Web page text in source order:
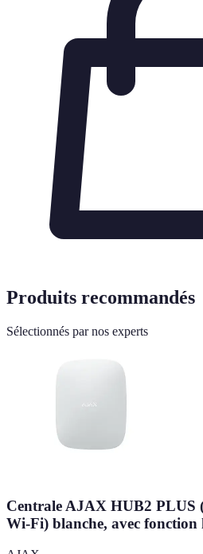
Produits recommandés
Sélectionnés par nos experts
Centrale AJAX HUB2 PLUS
Wi-Fi) blanche, avec fonction